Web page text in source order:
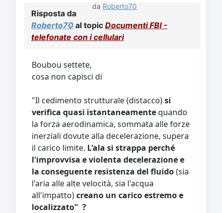
da Roberto70
Risposta da
Roberto70 al topic Documenti FBI -
telefonate con i cellulari
Boubou settete,
cosa non capisci di
"Il cedimento strutturale (distacco)si
verifica quasi istantaneamentequando
la forza aerodinamica, sommata alle forze
inerziali dovute alla decelerazione, supera
il carico limite. L'ala si strappa perché
l'improvvisa e violenta decelerazione e
la conseguente resistenza del fluido(sia
l'aria alle alte velocità, sia l'acqua
all'impatto)creano un carico estremo e
localizzato" ?